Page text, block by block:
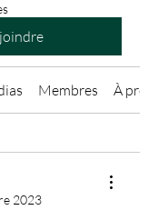
Membres À
2023